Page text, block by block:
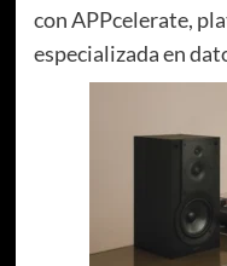
con APPcelerate,
especializada en